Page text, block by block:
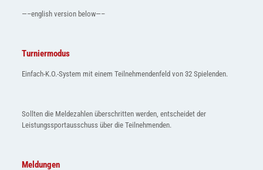
—–english version below—–
Turniermodus
Einfach-K.O.-System mit einem Teilnehmendenfeld von 32 Spielenden.
Sollten die Meldezahlen überschritten werden, entscheidet der
Leistungssportausschuss über die Teilnehmenden.
Meldungen